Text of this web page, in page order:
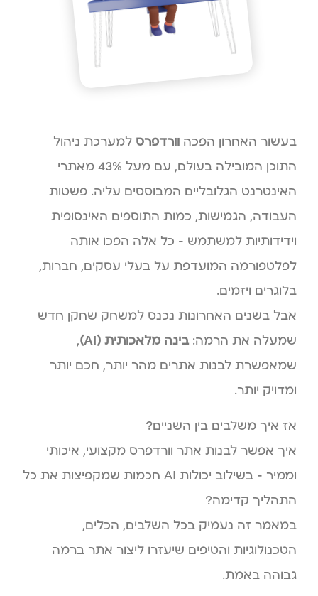
בעשור האחרון הפכה וורדפרס למערכת ניהול
התוכן המובילה בעולם, עם מעל 43% מאתרי
האינטרנט הגלובליים המבוססים עליה. פשטות
העבודה, הגמישות, כמות התוספים האינסופית
וידידותיות למשתמש – כל אלה הפכו אותה
לפלטפורמה המועדפת על בעלי עסקים, חברות,
בלוגרים ויזמים.
אבל בשנים האחרונות נכנס למשחק שחקן חדש
שמעלה את הרמה:בינה מלאכותית (AI)
,
שמאפשרת לבנות אתרים מהר יותר, חכם יותר
ומדויק יותר.
אז איך משלבים בין השניים?
איך אפשר לבנות אתר וורדפרס מקצועי, איכותי
וממיר – בשילוב יכולות AI חכמות שמקפיצות את כל
התהליך קדימה?
במאמר זה נעמיק בכל השלבים, הכלים,
הטכנולוגיות והטיפים שיעזרו ליצור אתר ברמה
גבוהה באמת.